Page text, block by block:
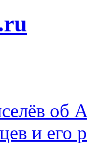
об
и его